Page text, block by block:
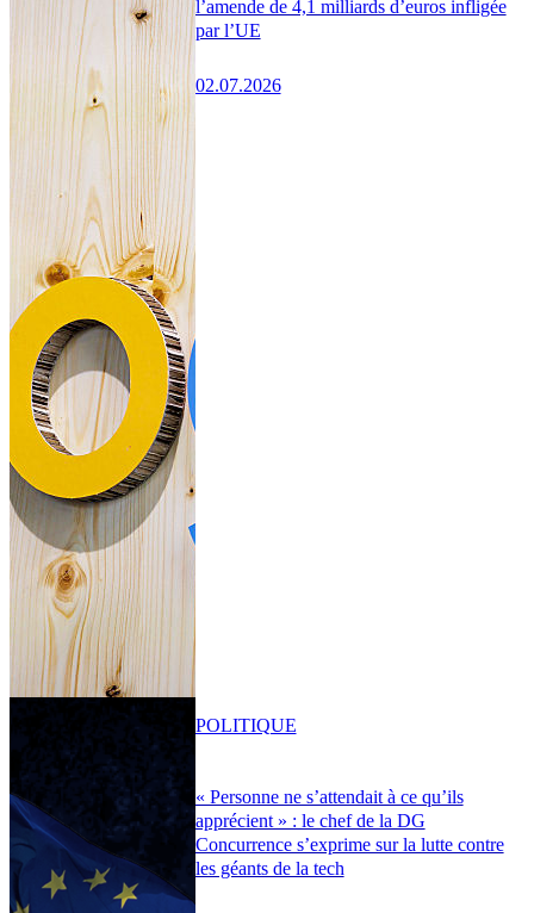
l’amende de 4,1 milliards d’euros infligée
par l’UE
02.07.2026
« Personne ne s’attendait à ce qu’ils
apprécient » : le chef de la DG
Concurrence s’exprime sur la lutte contre
les géants de la tech
POLITIQUE